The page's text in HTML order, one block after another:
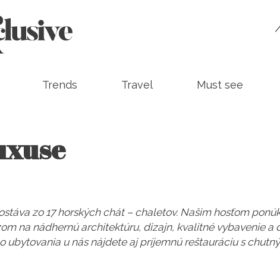
Trends Travel Must see
zo 17 horských chát – chaletov. Našim hosťom
na nádhernú architektúru, dizajn, kvalitné vybavenie a
ubytovania u nás nájdete aj príjemnú reštauráciu s